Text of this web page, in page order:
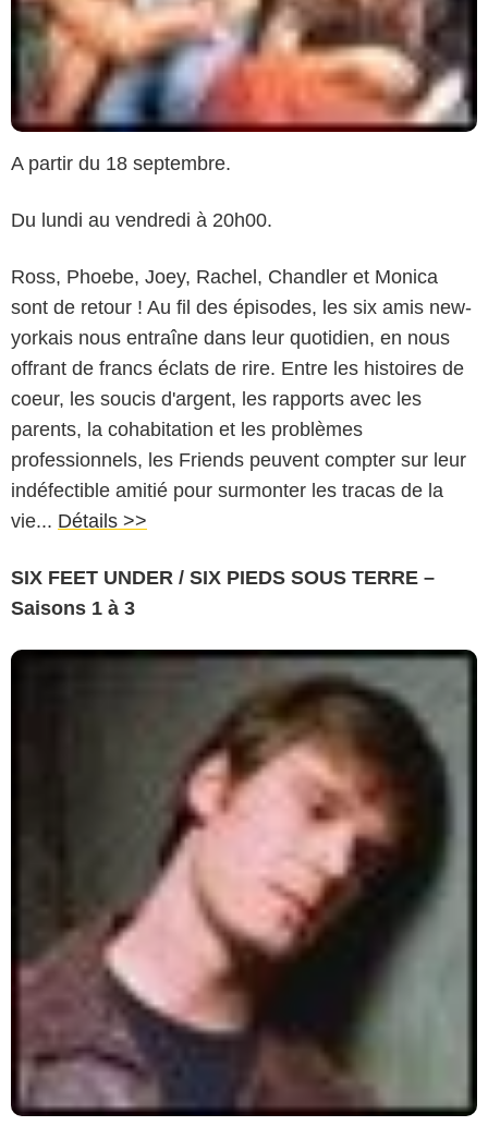
A partir du 18 septembre.
Du lundi au vendredi à 20h00.
Ross, Phoebe, Joey, Rachel, Chandler et Monica
sont de retour ! Au fil des épisodes, les six amis new-
yorkais nous entraîne dans leur quotidien, en nous
offrant de francs éclats de rire. Entre les histoires de
coeur, les soucis d'argent, les rapports avec les
parents, la cohabitation et les problèmes
professionnels, les Friends peuvent compter sur leur
indéfectible amitié pour surmonter les tracas de la
vie... Détails >>
SIX FEET UNDER / SIX PIEDS SOUS TERRE –
Saisons 1 à 3